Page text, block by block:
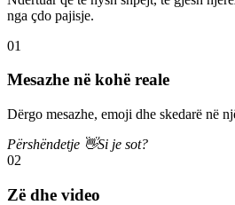
nga çdo pajisje.
01
Mesazhe në kohë reale
Dërgo mesazhe, emoji dhe skedarë në
Përshëndetje 👋Si je sot?
02
Zë dhe video